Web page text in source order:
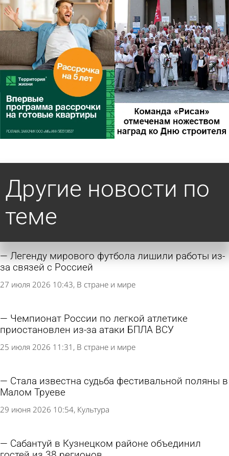
Другие новости по
теме
Легенду мирового футбола лишили работы из-
за связей с Россией
27 июля 2026 10:43 В стране и мире
Чемпионат России по легкой атлетике
приостановлен из-за атаки БПЛА ВСУ
25 июля 2026 11:31 В стране и мире
Стала известна судьба фестивальной поляны в
Малом Труеве
29 июня 2026 10:54 Культура
Сабантуй в Кузнецком районе объединил